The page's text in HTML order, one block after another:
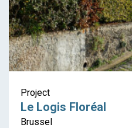
Project
Le Logis Floréal
Brussel